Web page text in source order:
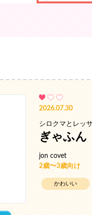
2026.07.30
シロクマとレッ
ぎゃふん
jon covet
2歳〜3歳向け
かわいい